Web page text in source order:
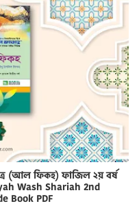
(আল ফিকহ) ফাজিল ২য় বর্ষ
Wash Shariah 2nd
Book PDF